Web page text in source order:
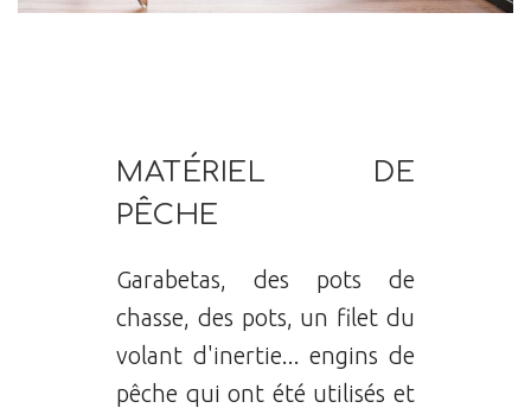
MATÉRIEL DE
PÊCHE
Garabetas, des pots de
chasse, des pots, un filet du
volant d'inertie... engins de
pêche qui ont été utilisés et